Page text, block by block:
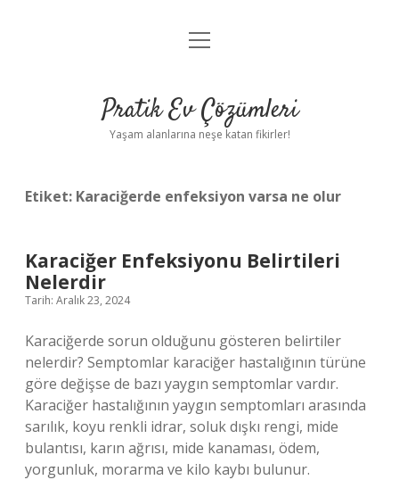
Anasayfa
Yasal Uyarı
menüyü
Pratik Ev Çözümleri
Yaşam alanlarına neşe katan fikirler!
Etiket: Karaciğerde enfeksiyon varsa ne olur
Karaciğer Enfeksiyonu Belirtileri
Nelerdir
Tarih: Aralık 23, 2024
Karaciğerde sorun olduğunu gösteren belirtiler
nelerdir? Semptomlar karaciğer hastalığının türüne
göre değişse de bazı yaygın semptomlar vardır.
Karaciğer hastalığının yaygın semptomları arasında
sarılık, koyu renkli idrar, soluk dışkı rengi, mide
bulantısı, karın ağrısı, mide kanaması, ödem,
yorgunluk, morarma ve kilo kaybı bulunur.